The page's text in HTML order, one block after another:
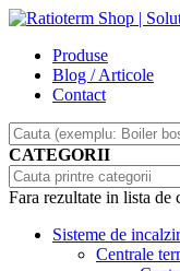
Produse
Blog / Articole
Contact
CATEGORII
Fara rezultate in lista de
Sisteme de
Centrale